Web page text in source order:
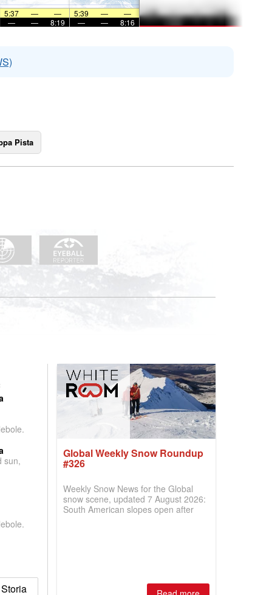
5:37 — — 5:39 —
—
— — 8:19 — — 8:16
Pista
sun,
Global Weekly Snow Roundup
#326
Weekly Snow News for the Global
snow scene, updated 7 August 2026:
South American slopes open after